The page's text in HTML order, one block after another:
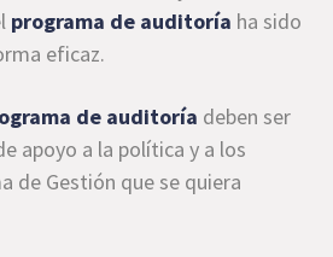
programa de auditoría ha sido
eficaz.
de auditoría deben ser
apoyo a la política y a los
de Gestión que se quiera